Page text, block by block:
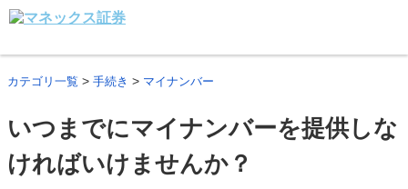
カテゴリ一覧 > 手続き > マイナンバー
いつまでにマイナンバーを提供しな
ければいけませんか？